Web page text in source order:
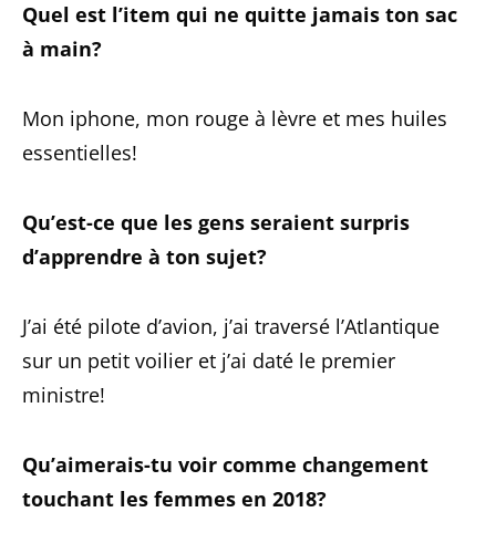
Quel est l’item qui ne quitte jamais ton sac
à main?
Mon iphone, mon rouge à lèvre et mes huiles
essentielles!
Qu’est-ce que les gens seraient surpris
d’apprendre à ton sujet?
J’ai été pilote d’avion, j’ai traversé l’Atlantique
sur un petit voilier et j’ai daté le premier
ministre!
Qu’aimerais-tu voir comme changement
touchant les femmes en 2018?